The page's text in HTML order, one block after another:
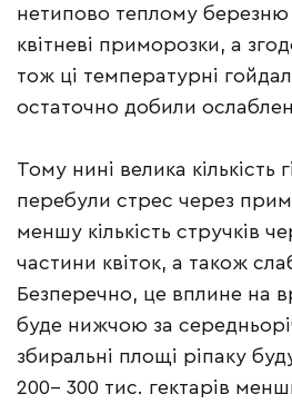
нетипово теплому
квітневі приморозки, а
тож ці температурні
остаточно добили
Тому нині велика кількість
перебули стрес через
меншу кількість стручків
частини квіток, а також
Безперечно, це вплине на
буде нижчою за
збиральні площі ріпаку
200– 300 тис. гектарів